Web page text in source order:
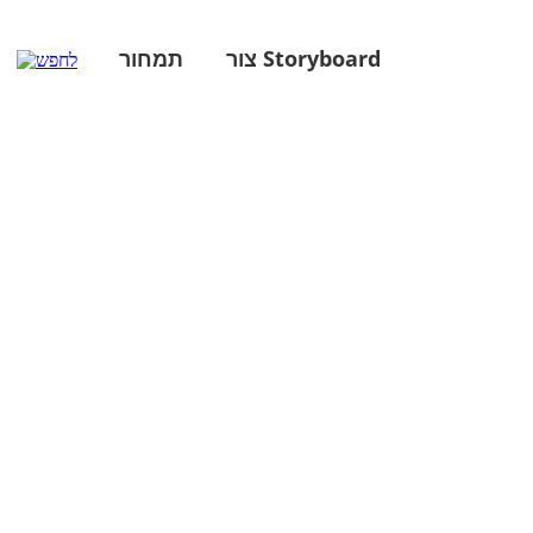
תמחור צור Storyboard